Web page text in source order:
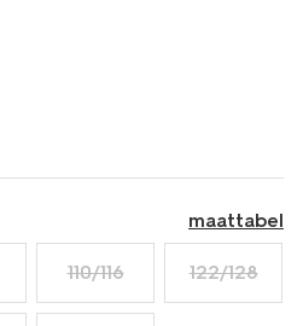
maattabel
110/116 122/128